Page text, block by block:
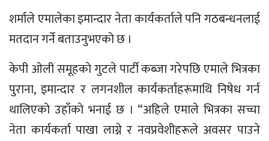
शर्माले एमालेका इमान्दार नेता कार्यकर्ताले पनि गठबन्धनलाई
मतदान गर्ने बताउनुभएको छ ।
केपी ओली समूहकाे गुटले पार्टी कब्जा गरेपछि एमाले भित्रका
पुराना, इमान्दार र लगनशील कार्यकर्ताहरूमाथि निषेध गर्न
थालिएकाे उहाँकाे भनाई छ । “अहिले एमाले भित्रका सच्चा
नेता कार्यकर्ता पाखा लाग्ने र नवप्रवेशीहरूले अवसर पाउने